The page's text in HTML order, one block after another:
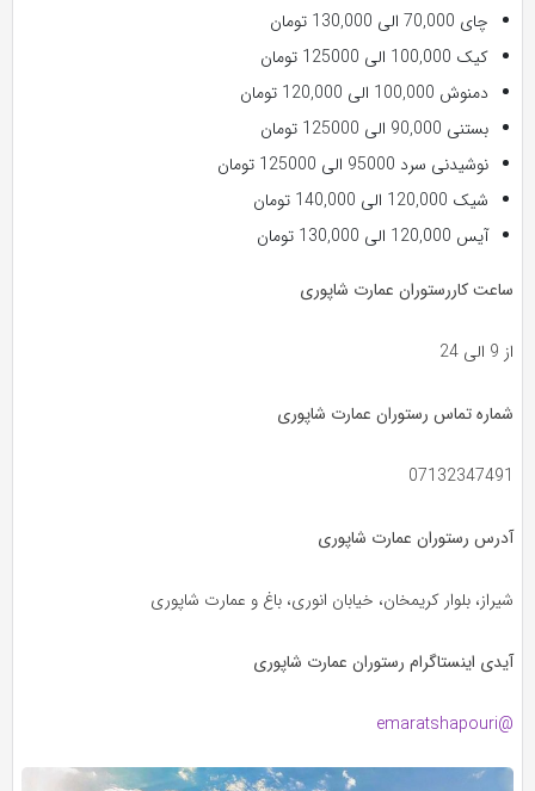
چای 70,000 الی 130,000 تومان
کیک 100,000 الی 125000 تومان
دمنوش 100,000 الی 120,000 تومان
بستنی 90,000 الی 125000 تومان
نوشیدنی سرد 95000 الی 125000 تومان
شیک 120,000 الی 140,000 تومان
آیس 120,000 الی 130,000 تومان
ساعت کاررستوران عمارت شاپوری
از 9 الی 24
شماره تماس رستوران عمارت شاپوری
07132347491
آدرس رستوران عمارت شاپوری
شیراز، بلوار کریمخان، خیابان انوری، باغ و عمارت شاپوری
آیدی اینستاگرام رستوران عمارت شاپوری
@emaratshapouri